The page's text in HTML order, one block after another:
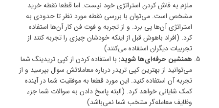
ملزم به فاش کردن استراتژی خود نیست. اما قطعا نقطه خرید
مشخص است. می‌توان با بررسی نقطه مورد نظر تا حدودی به
استراتژی آن‌ها پی برد. و از تجربه و فوت فن کار آن‌ها استفاده
کرد. (افراد باهوش قبل از اینکه خودشان چیزی را تجربه کنند از
تجربیات دیگران استفاده می‌کنند)
همنشین حرفه‌ای‌ها شوید: با استفاده کردن از کپی تریدینگ شما
می‌توانید از بهترین کپی تریدر درباره معاملاتش سوال بپرسید و از
تجربه آن‌ استفاده کنید. این مورد قطعا به موفقیت شما در آینده
کمک شایانی خواهد کرد. (البته پاسخ دادن به سوالات شما جزء
وظایف معامله‌گر منتخب شما نمی‌باشد)